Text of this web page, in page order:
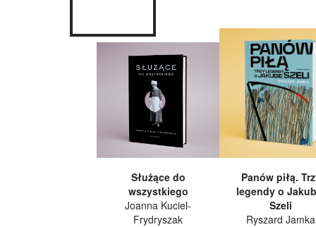
Służące do
wszystkiego
Joanna Kuciel-
Frydryszak
Panów piłą.
legendy o
Szeli
Ryszard Jamka